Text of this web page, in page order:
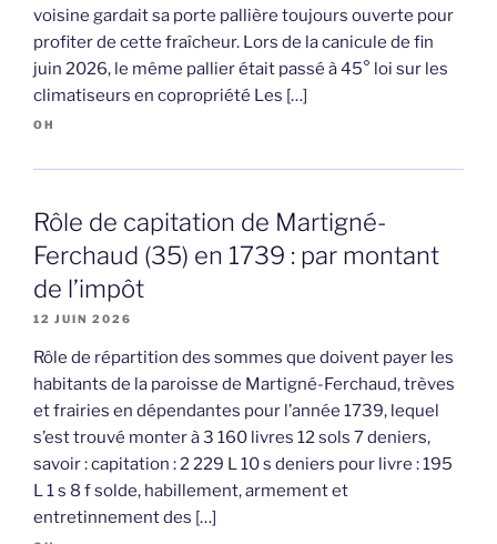
voisine gardait sa porte pallière toujours ouverte pour
profiter de cette fraîcheur. Lors de la canicule de fin
juin 2026, le même pallier était passé à 45° loi sur les
climatiseurs en copropriété Les […]
OH
Rôle de capitation de Martigné-
Ferchaud (35) en 1739 : par montant
de l’impôt
12 JUIN 2026
Rôle de répartition des sommes que doivent payer les
habitants de la paroisse de Martigné-Ferchaud, trèves
et frairies en dépendantes pour l’année 1739, lequel
s’est trouvé monter à 3 160 livres 12 sols 7 deniers,
savoir : capitation : 2 229 L 10 s deniers pour livre : 195
L 1 s 8 f solde, habillement, armement et
entretinnement des […]